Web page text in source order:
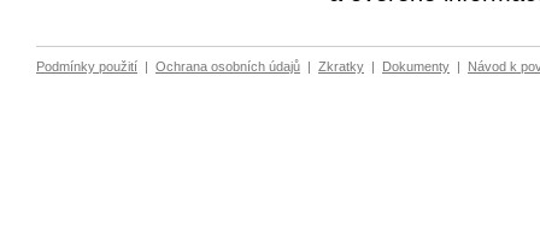
Podmínky použití | Ochrana osobních údajů | Zkratky | Dokumenty | Návod k